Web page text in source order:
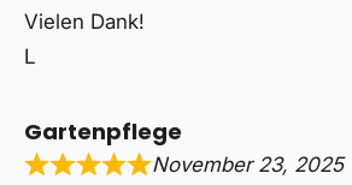
Vielen Dank!
L
Gartenpflege
November 23, 2025